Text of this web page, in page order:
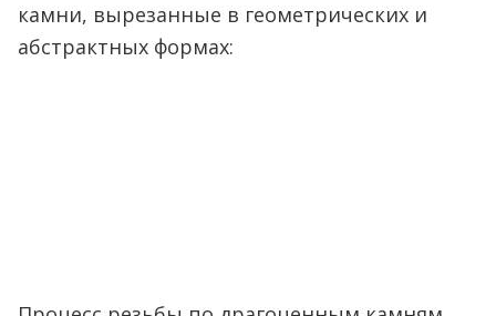
камни, вырезанные в геометрических и
абстрактных формах: